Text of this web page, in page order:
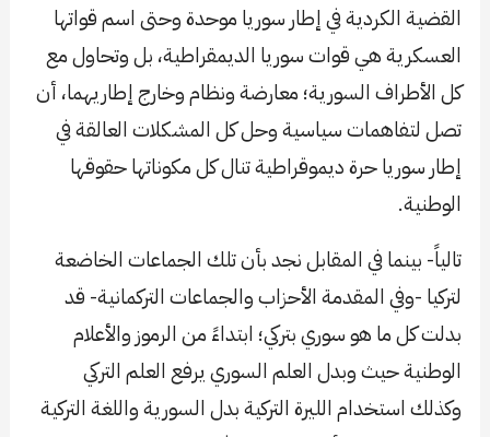
القضية الكردية في إطار سوريا موحدة وحتى اسم قواتها
العسكرية هي قوات سوريا الديمقراطية، بل وتحاول مع
كل الأطراف السورية؛ معارضة ونظام وخارج إطاريهما، أن
تصل لتفاهمات سياسية وحل كل المشكلات العالقة في
إطار سوريا حرة ديموقراطية تنال كل مكوناتها حقوقها
الوطنية.
تالياً- بينما في المقابل نجد بأن تلك الجماعات الخاضعة
لتركيا -وفي المقدمة الأحزاب والجماعات التركمانية- قد
بدلت كل ما هو سوري بتركي؛ ابتداءً من الرموز والأعلام
الوطنية حيث وبدل العلم السوري يرفع العلم التركي
وكذلك استخدام الليرة التركية بدل السورية واللغة التركية